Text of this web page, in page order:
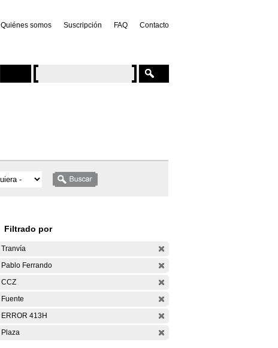
Quiénes somos Suscripción FAQ Contacto
Filtrado por
Tranvía
Pablo Ferrando
CCZ
Fuente
ERROR 413H
Plaza